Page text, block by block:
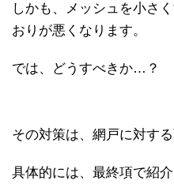
しかも、メッシュを小さ
おりが悪くなります。
では、どうすべきか…？
その対策は、網戸に対する
具体的には、最終項で紹介